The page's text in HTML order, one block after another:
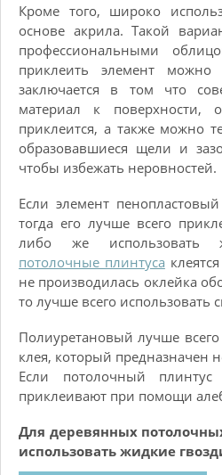
Кроме того, широко
основе акрила. Такой
профессиональными
приклеить элемент
заключается в том что
материал к поверхности,
приклеится, а также можно
образовавшиеся щели и
чтобы избежать неровностей.
Если элемент
тогда его лучше всего
либо же использовать
потолочные плинтуса
не производилась оклейка
то лучше всего использовать
Полиуретановый лучше
клея, который предназначен
Если потолочный
приклеивают при помощи
Для деревянных
использовать жидкие